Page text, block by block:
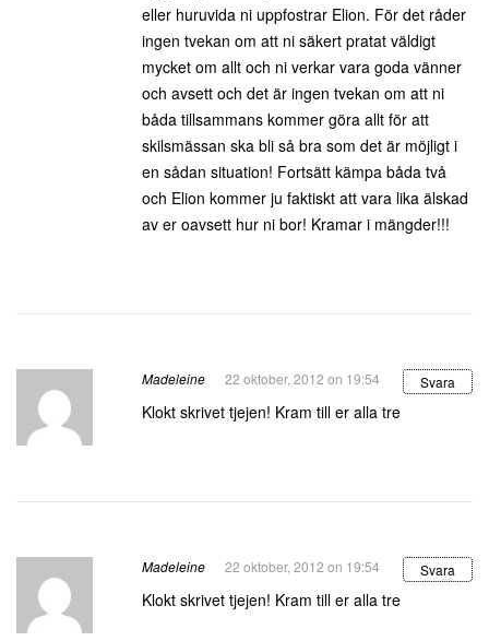
eller huruvida ni uppfostrar Elion. För det råder
ingen tvekan om att ni säkert pratat väldigt
mycket om allt och ni verkar vara goda vänner
och avsett och det är ingen tvekan om att ni
båda tillsammans kommer göra allt för att
skilsmässan ska bli så bra som det är möjligt i
en sådan situation! Fortsätt kämpa båda två
och Elion kommer ju faktiskt att vara lika älskad
av er oavsett hur ni bor! Kramar i mängder!!!
Madeleine 22 oktober, 2012 on 19:54 Svara
Klokt skrivet tjejen! Kram till er alla tre
Madeleine 22 oktober, 2012 on 19:54 Svara
Klokt skrivet tjejen! Kram till er alla tre